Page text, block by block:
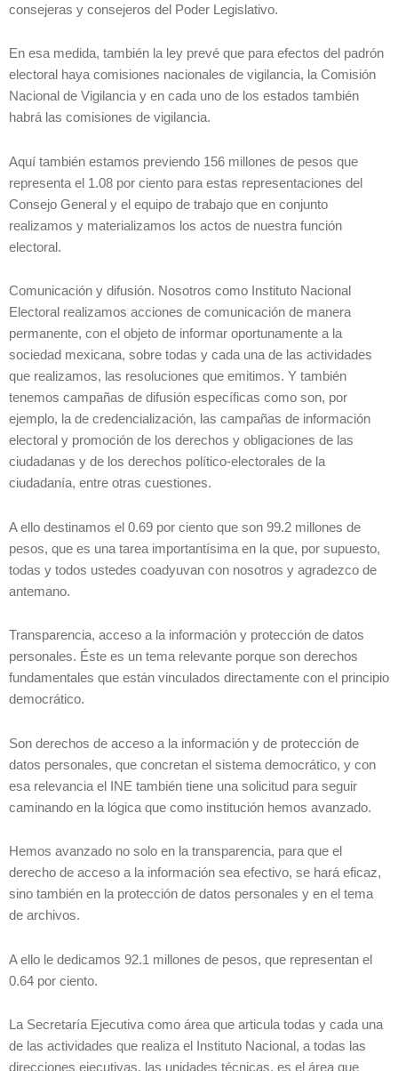
consejeras y consejeros del Poder Legislativo.
En esa medida, también la ley prevé que para efectos del padrón
electoral haya comisiones nacionales de vigilancia, la Comisión
Nacional de Vigilancia y en cada uno de los estados también
habrá las comisiones de vigilancia.
Aquí también estamos previendo 156 millones de pesos que
representa el 1.08 por ciento para estas representaciones del
Consejo General y el equipo de trabajo que en conjunto
realizamos y materializamos los actos de nuestra función
electoral.
Comunicación y difusión. Nosotros como Instituto Nacional
Electoral realizamos acciones de comunicación de manera
permanente, con el objeto de informar oportunamente a la
sociedad mexicana, sobre todas y cada una de las actividades
que realizamos, las resoluciones que emitimos. Y también
tenemos campañas de difusión específicas como son, por
ejemplo, la de credencialización, las campañas de información
electoral y promoción de los derechos y obligaciones de las
ciudadanas y de los derechos político-electorales de la
ciudadanía, entre otras cuestiones.
A ello destinamos el 0.69 por ciento que son 99.2 millones de
pesos, que es una tarea importantísima en la que, por supuesto,
todas y todos ustedes coadyuvan con nosotros y agradezco de
antemano.
Transparencia, acceso a la información y protección de datos
personales. Éste es un tema relevante porque son derechos
fundamentales que están vinculados directamente con el principio
democrático.
Son derechos de acceso a la información y de protección de
datos personales, que concretan el sistema democrático, y con
esa relevancia el INE también tiene una solicitud para seguir
caminando en la lógica que como institución hemos avanzado.
Hemos avanzado no solo en la transparencia, para que el
derecho de acceso a la información sea efectivo, se hará eficaz,
sino también en la protección de datos personales y en el tema
de archivos.
A ello le dedicamos 92.1 millones de pesos, que representan el
0.64 por ciento.
La Secretaría Ejecutiva como área que articula todas y cada una
de las actividades que realiza el Instituto Nacional, a todas las
direcciones ejecutivas, las unidades técnicas, es el área que